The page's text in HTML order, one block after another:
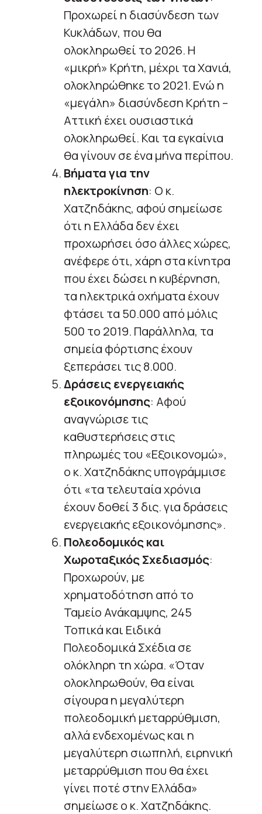
Προχωρεί η διασύνδεση των
Κυκλάδων, που θα
ολοκληρωθεί το 2026. Η
«μικρή» Κρήτη, μέχρι τα Χανιά,
ολοκληρώθηκε το 2021. Ενώ η
«μεγάλη» διασύνδεση Κρήτη –
Αττική έχει ουσιαστικά
ολοκληρωθεί. Και τα εγκαίνια
θα γίνουν σε ένα μήνα περίπου.
Βήματα για την
ηλεκτροκίνηση: Ο κ.
Χατζηδάκης, αφού σημείωσε
ότι η Ελλάδα δεν έχει
προχωρήσει όσο άλλες χώρες,
ανέφερε ότι, χάρη στα κίνητρα
που έχει δώσει η κυβέρνηση,
τα ηλεκτρικά οχήματα έχουν
φτάσει τα 50.000 από μόλις
500 το 2019. Παράλληλα, τα
σημεία φόρτισης έχουν
ξεπεράσει τις 8.000.
Δράσεις ενεργειακής
εξοικονόμησης: Αφού
αναγνώρισε τις
καθυστερήσεις στις
πληρωμές του «Εξοικονομώ»,
ο κ. Χατζηδάκης υπογράμμισε
ότι «τα τελευταία χρόνια
έχουν δοθεί 3 δις. για δράσεις
ενεργειακής εξοικονόμησης».
Πολεοδομικός και
Χωροταξικός Σχεδιασμός:
Προχωρούν, με
χρηματοδότηση από το
Ταμείο Ανάκαμψης, 245
Τοπικά και Ειδικά
Πολεοδομικά Σχέδια σε
ολόκληρη τη χώρα. «Όταν
ολοκληρωθούν, θα είναι
σίγουρα η μεγαλύτερη
πολεοδομική μεταρρύθμιση,
αλλά ενδεχομένως και η
μεγαλύτερη σιωπηλή, ειρηνική
μεταρρύθμιση που θα έχει
γίνει ποτέ στην Ελλάδα»
σημείωσε ο κ. Χατζηδάκης.